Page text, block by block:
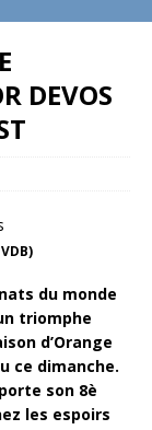
DEVOS
du monde
triomphe
d’Orange
ce dimanche.
son 8è
les espoirs